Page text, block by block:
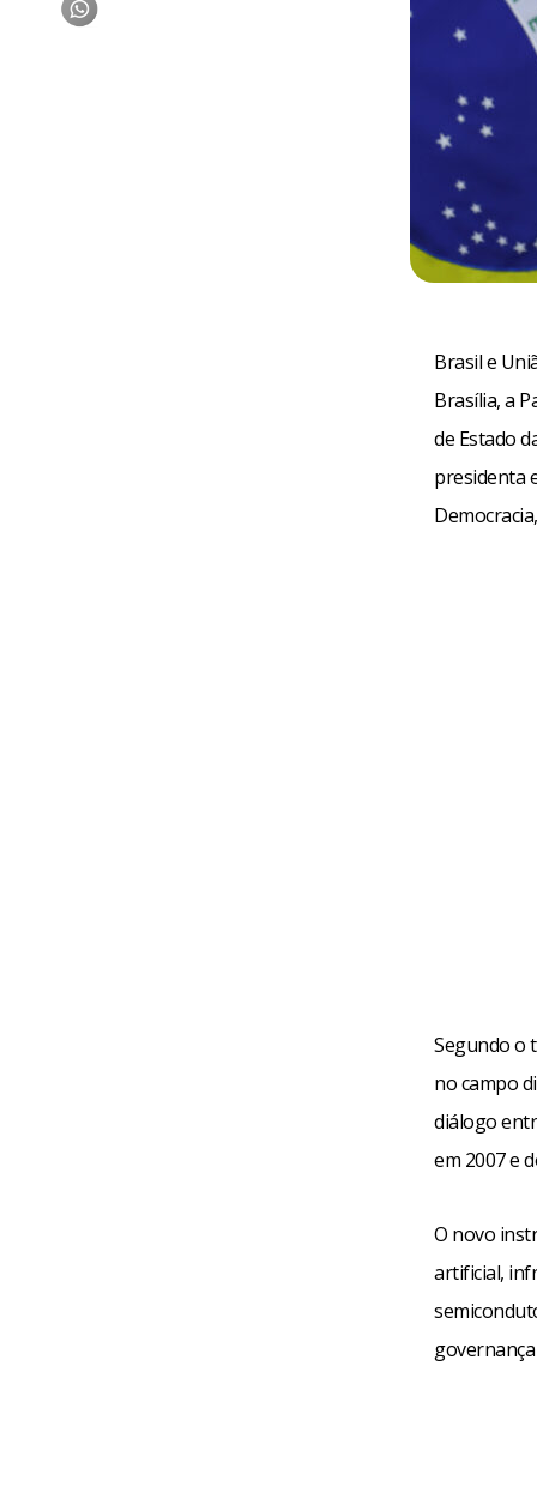
Brasil e
Brasília, a
de Estado
presidenta
Segundo o
no campo
diálogo
em 2007 e
O novo
artificial,